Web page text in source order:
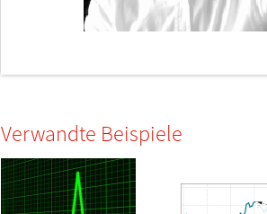
Verwandte Beispiele